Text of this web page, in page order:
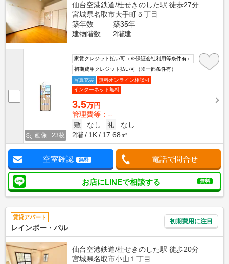
仙台空港鉄道/杜せきのした駅 徒歩27分
宮城県名取市大手町５丁目
築年数
築35年
建物階数
2階建
画像 : 23枚
家賃クレジット払い可（※保証会社利用等条件有）
初期費用クレジット払い可（※一部条件有）
写真充実
無料オンライン相談可
インターネット無料
3.5万円
管理費等：--
敷
なし 礼
なし
2階
1K 17.68㎡
空室確認 無料 電話で問合せ
お店にLINEで相談する 無料
賃貸アパート
レインボー・パル
初期費用に注目
仙台空港鉄道/杜せきのした駅 徒歩20分
宮城県名取市小山１丁目